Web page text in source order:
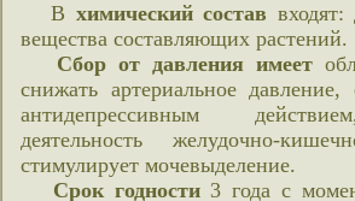
В химический состав
вещества составляющих растений.
Сбор от давления имеет
снижать артериальное давление,
антидепрессивным
деятельность желудочно-
стимулирует мочевыделение.
Срок годности3 года с